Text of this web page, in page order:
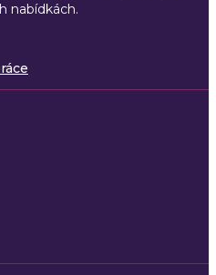
nabídkách.